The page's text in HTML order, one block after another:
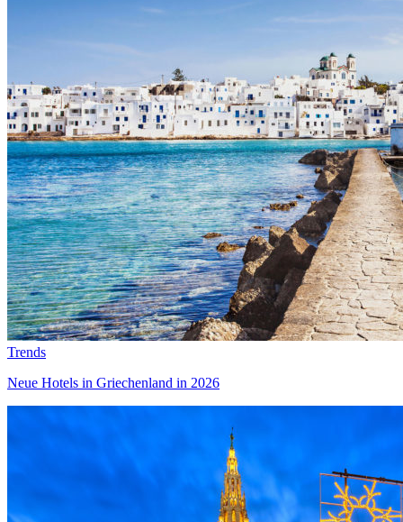
Trends
Neue Hotels in Griechenland in 2026